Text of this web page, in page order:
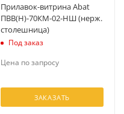
Прилавок-витрина Abat
ПВВ(Н)-70КМ-02-НШ (нерж.
столешница)
Под заказ
Цена по запросу
ЗАКАЗАТЬ